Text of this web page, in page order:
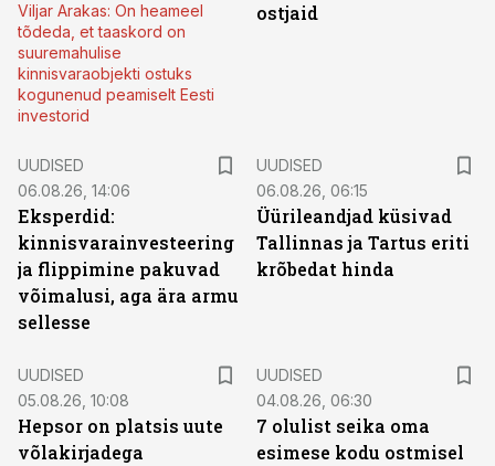
Viljar Arakas: On heameel
tõdeda, et taaskord on
suuremahulise
kinnisvaraobjekti ostuks
kogunenud peamiselt Eesti
investorid
ostjaid
UUDISED
06.08.26, 14:06
Eksperdid:
kinnisvarainvesteering
ja flippimine pakuvad
võimalusi, aga ära armu
sellesse
UUDISED
06.08.26, 06:15
Üürileandjad küsivad
Tallinnas ja Tartus eriti
krõbedat hinda
UUDISED
05.08.26, 10:08
Hepsor on platsis uute
võlakirjadega
UUDISED
04.08.26, 06:30
7 olulist seika oma
esimese kodu ostmisel